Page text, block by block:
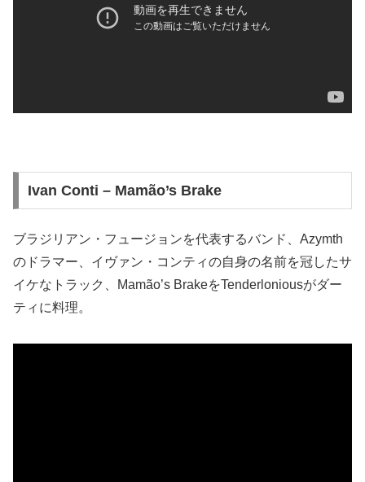
Ivan Conti – Mamão’s Brake
ブラジリアン・フュージョンを代表するバンド、Azymth
のドラマー、イヴァン・コンティの自身の名前を冠したサ
イケなトラック、Mamão’s BrakeをTenderloniousがダー
ティに料理。